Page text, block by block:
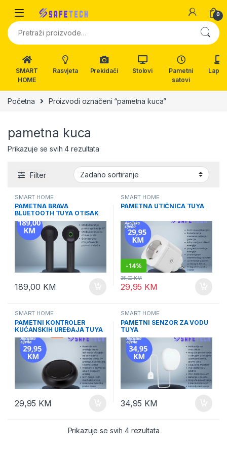
0
Pretraži:
SMART
HOME
Rasvjeta Prekidači Stolovi
Pametni
satovi
Početna Proizvodi označeni “pametna kuca”
pametna kuca
Prikazuje se svih 4 rezultata
Filter
SMART HOME
PAMETNA BRAVA
BLUETOOTH TUYA OTISAK
189,00 KM
SMART HOME
PAMETNA UTIČNICA TUYA
-14%
29,95 KM
35,00KM
SMART HOME
PAMETNI KONTROLER
KUĆANSKIH UREĐAJA TUYA
29,95 KM
SMART HOME
PAMETNI SENZOR ZA VODU
TUYA
34,95 KM
Prikazuje se svih 4 rezultata